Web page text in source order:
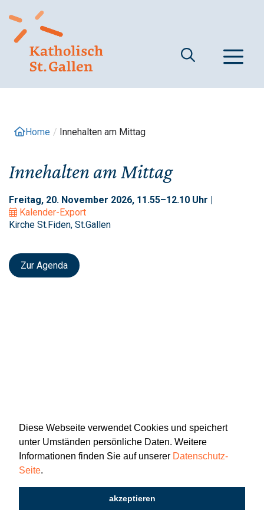
Diese Webseite verwendet Cookies und speichert
unter Umständen persönliche Daten. Weitere
Informationen finden Sie auf unserer Datenschutz-
Seite.
akzeptieren
zum
Inhalt
Home / Innehalten am Mittag
Innehalten am Mittag
Freitag, 20. November 2026, 11.55–12.10 Uhr |
Kalender-Export
Kirche St.Fiden, St.Gallen
Zur Agenda
Newsletter Impressum
Datenschutz
2026 © Katholisch St. Gallen